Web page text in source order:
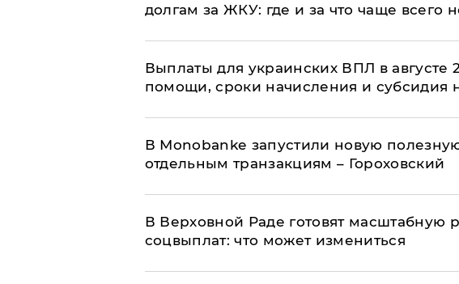
долгам за ЖКУ: где и за что чаще всего
Выплаты для украинских ВПЛ в августе
помощи, сроки начисления и субсидия
В Мonobankе запустили новую
отдельным транзакциям – Гороховский
В Верховной Раде готовят масштабную
соцвыплат: что может измениться